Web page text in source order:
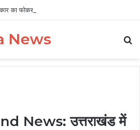
News
News: उत्तराखंड में